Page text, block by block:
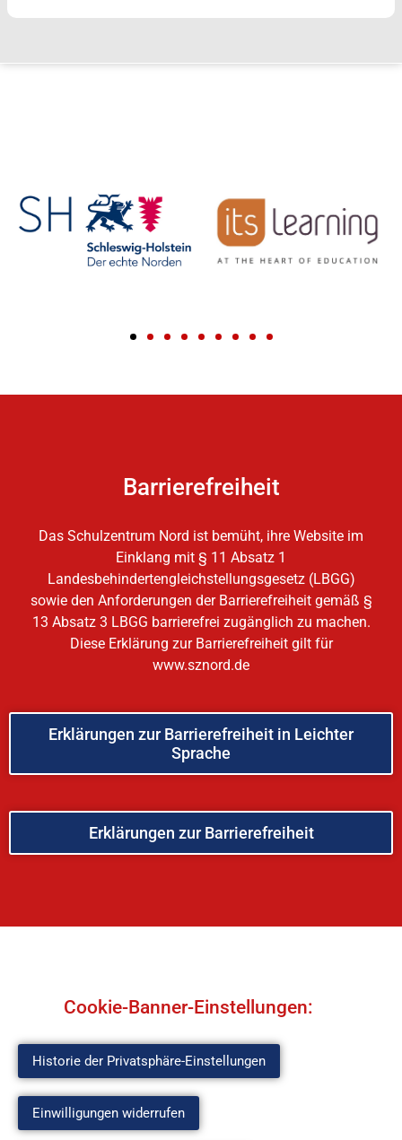
Barrierefreiheit
Das Schulzentrum Nord ist bemüht, ihre Website im
Einklang mit § 11 Absatz 1
Landesbehindertengleichstellungsgesetz (LBGG)
sowie den Anforderungen der Barrierefreiheit gemäß §
13 Absatz 3 LBGG barrierefrei zugänglich zu machen.
Diese Erklärung zur Barrierefreiheit gilt für
www.sznord.de
Erklärungen zur Barrierefreiheit in Leichter
Sprache
Erklärungen zur Barrierefreiheit
Cookie-Banner-Einstellungen:
Historie der Privatsphäre-Einstellungen
Einwilligungen widerrufen